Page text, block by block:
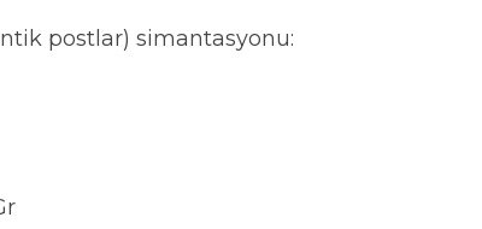
postlar) simantasyonu: